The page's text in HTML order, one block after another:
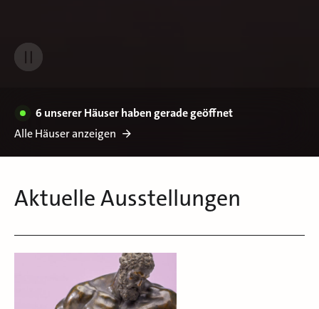
6 unserer Häuser haben gerade geöffnet
Alle Häuser anzeigen
Aktuelle Ausstellungen